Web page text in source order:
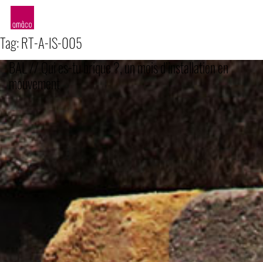
Tag:RT-A-IS-005
BAL // Qui es-tu brique ?, un mois d’installation en
mouvement